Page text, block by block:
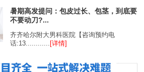
暑期高发提问：包皮过长、包茎，到底要
不要动刀?...
齐齐哈尔附大男科医院【咨询预约电
话:13............
[详情]